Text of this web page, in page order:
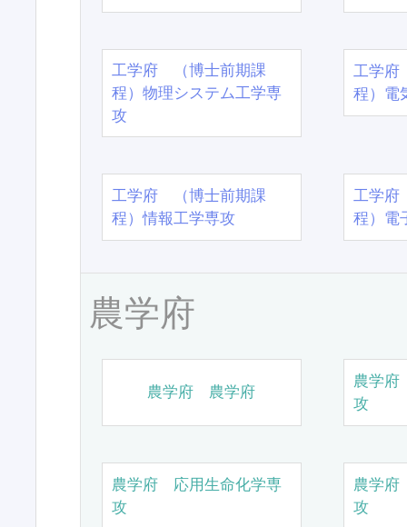
工学府 （博士前期課
程）物理システム工学専
攻
工学
程）電
工学府 （博士前期課
程）情報工学専攻
工学
程）電
農学府
農学府 農学府
農学
攻
農学府 応用生命化学専
攻
農学
攻